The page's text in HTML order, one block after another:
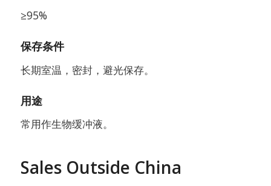
≥95%
保存条件
长期室温，密封，避光保存。
用途
常用作生物缓冲液。
Sales Outside China